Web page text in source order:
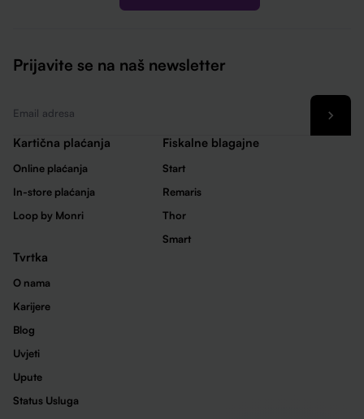
Prijavite se na naš newsletter
Kartična plaćanja
Online plaćanja
In-store plaćanja
Loop by Monri
Fiskalne blagajne
Start
Remaris
Thor
Smart
Tvrtka
O nama
Karijere
Blog
Uvjeti
Upute
Status Usluga